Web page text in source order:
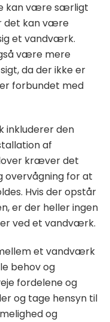
kan være særligt
det kan være
et vandværk.
være mere
da der ikke er
forbundet med
inkluderer den
af
kræver det
overvågning for at
Hvis der opstår
er der heller ingen
ved et vandværk.
et vandværk
behov og
fordelene og
og tage hensyn til
og